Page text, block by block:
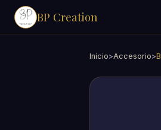
BP Creation
Inicio>Accesorio>